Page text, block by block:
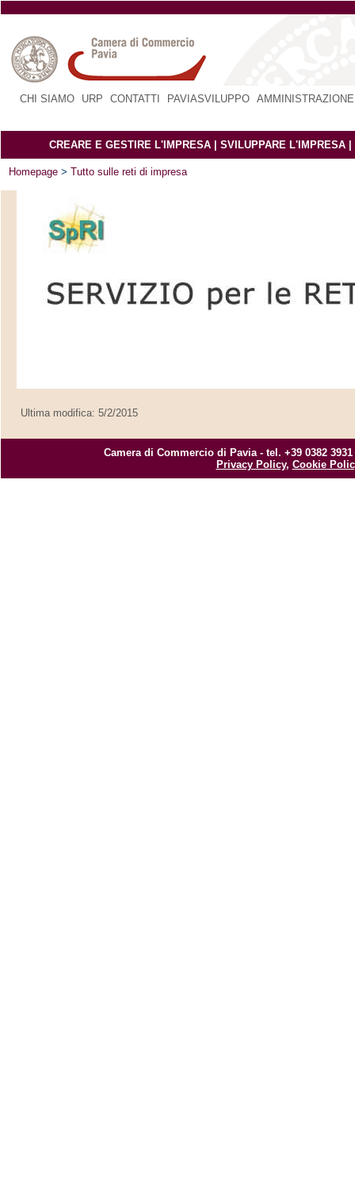
CHI SIAMO URP CONTATTI PAVIASVILUPPO
CREARE E GESTIRE L'IMPRESA SVILUPPARE L'IMPRESA
Homepage > Tutto sulle reti di impresa
Ultima modifica: 5/2/2015
Camera di Commercio di Pavia - tel. +39 0382
Privacy Policy, Cookie